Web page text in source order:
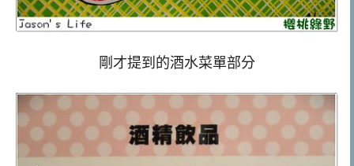
剛才提到的酒水菜單部分